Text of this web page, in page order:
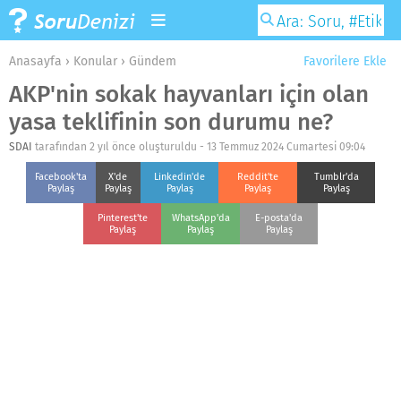
Favorilere Ekle
Anasayfa › Konular › Gündem
AKP'nin sokak hayvanları için olan
yasa teklifinin son durumu ne?
SDAI tarafından 2 yıl önce oluşturuldu - 13 Temmuz 2024 Cumartesi 09:04
Facebook'ta
Paylaş
X'de
Paylaş
Linkedin'de
Paylaş
Reddit'te
Paylaş
Tumblr'da
Paylaş
Pinterest'te
Paylaş
WhatsApp'da
Paylaş
E-posta'da
Paylaş